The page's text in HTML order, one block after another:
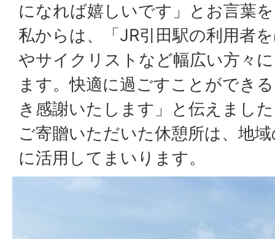
になれば嬉しいです」とお言葉
私からは、「JR引田駅の利用者
やサイクリストなど幅広い方々
ます。快適に過ごすことができ
き感謝いたします」と伝えまし
ご寄贈いただいた休憩所は、地
に活用してまいります。